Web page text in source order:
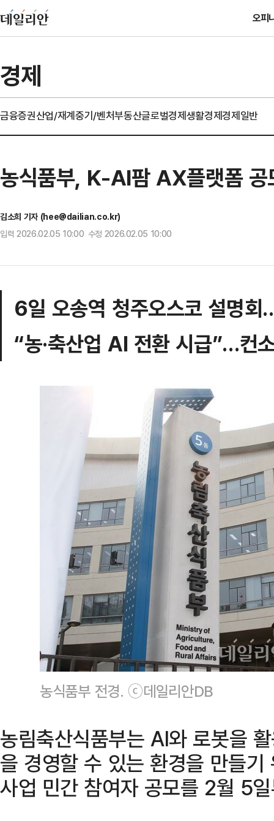
오피
경제
금융증권산업/재계중기/벤처부동산글로벌경제생활경제경제일반
농식품부, K-AI팜 AX플랫폼
김소희 기자 (hee@dailian.co.kr)
입력 2026.02.05 10:00 수정 2026.02.05 10:00
6일 오송역 청주오스코 설명
“농·축산업 AI 전환 시급”…컨
농식품부 전경. ⓒ데일리안DB
농림축산식품부는 AI와 로봇을
을 경영할 수 있는 환경을 만들
사업 민간 참여자 공모를 2월 5